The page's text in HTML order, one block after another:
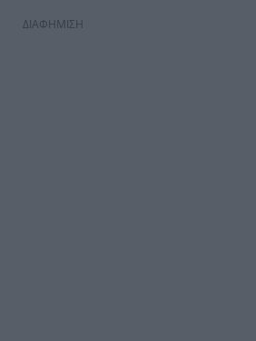
ΔΙΑΦΗΜΙΣΗ